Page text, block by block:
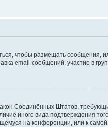
чтобы размещать сообщения,
email-сообщений, участие в
Соединённых Штатов,
иного вида подтверждения
на конференции, или к